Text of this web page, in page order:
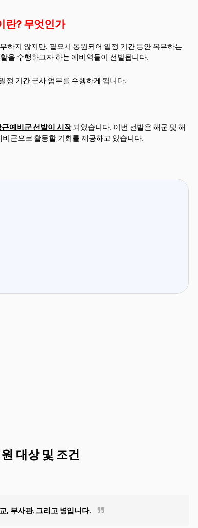
란? 무엇인가
하지 않지만, 필요시 동원되어 일정 기간 동안 복무하는
을 수행하고자 하는 예비역들이 선발됩니다.
정 기간 군사 업무를 수행하게 됩니다.
예비군 선발이 시작 되었습니다. 이번 선발은 해군 및 해
군으로 활동할 기회를 제공하고 있습니다.
대상 및 조건
, 부사관, 그리고 병입니다.